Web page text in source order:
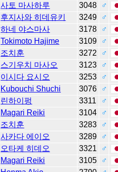
사토 마사하루 3048
♂
후지사와 히데유키 3249
♂
하네 야스마사 3178
♂
Tokimoto Hajime 3109
♂
조치훈 3272
♂
스기우치 마사오 3123
♂
이시다 요시오 3253
♂
Kubouchi Shuchi 3076
♂
린하이펑 3311
♂
Magari Reiki 3104
♂
조치훈 3283
♂
사카다 에이오 3289
♂
오타케 히데오 3321
♂
Magari Reiki 3105
♂